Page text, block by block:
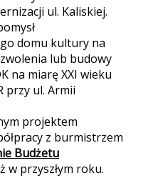
ul. Kaliskiej.
domu kultury na
lub budowy
na miarę XXI wieku
przy ul. Armii
projektem
z burmistrzem
Budżetu
w przyszłym roku.